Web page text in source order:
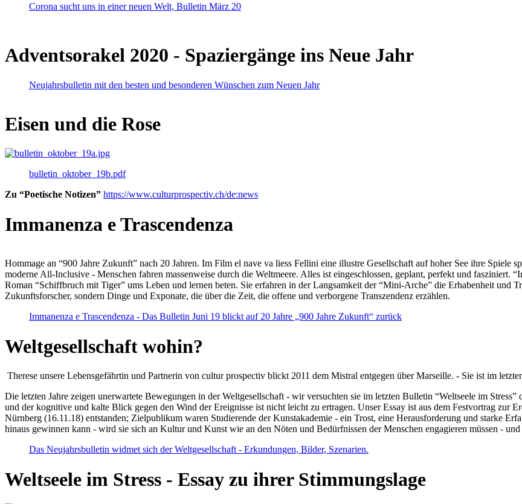
Corona sucht uns in einer neuen Welt, Bulletin März 20
Adventsorakel 2020 - Spaziergänge ins Neue Jahr
Neujahrsbulletin mit den besten und besonderen Wünschen zum Neuen Jahr
Eisen und die Rose
bulletin_oktober_19b.pdf
Zu “Poetische Notizen” https://www.culturprospectiv.ch/de:news
Immanenza e Trascendenza
Hommage an “900 Jahre Zukunft” nach 20 Jahren. Im Film el nave va liess Fellini eine illustre Gesellschaft auf hoher See ihre Spiele
moderne All-Inclusive - Menschen fahren massenweise durch die Weltmeere. Alles ist eingeschlossen, geplant, perfekt und fasziniert.
Roman “Schiffbruch mit Tiger” ums Leben und lernen beten. Sie erfahren in der Langsamkeit der “Mini-Arche” die Erhabenheit
Zukunftsforscher, sondern Dinge und Exponate, die über die Zeit, die offene und verborgene Transzendenz erzählen.
Immanenza e Trascendenza - Das Bulletin Juni 19 blickt auf 20 Jahre „900 Jahre Zukunft“ zurück
Weltgesellschaft wohin?
Therese unsere Lebensgefährtin und Partnerin von cultur prospectiv blickt 2011 dem Mistral entgegen über Marseille. - Sie ist im
Die letzten Jahre zeigen unerwartete Bewegungen in der Weltgesellschaft - wir versuchten sie im letzten Bulletin “Weltseele im
und der kognitive und kalte Blick gegen den Wind der Ereignisse ist nicht leicht zu ertragen. Unser Essay ist aus dem Festvortrag zur
Nürnberg (16.11.18) entstanden; Zielpublikum waren Studierende der Kunstakademie - ein Trost, eine Herausforderung und starke
hinaus gewinnen kann - wird sie sich an Kultur und Kunst wie an den Nöten und Bedürfnissen der Menschen engagieren müssen -
Das Neujahrsbulletin widmet sich der Weltgesellschaft - Erkundungen, Bilder, Szenarien.
Weltseele im Stress - Essay zu ihrer Stimmungslage